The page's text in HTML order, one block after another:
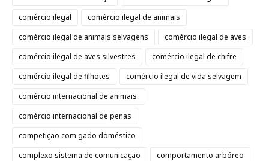
comércio ilegal
comércio ilegal de animais
comércio ilegal de animais selvagens
comércio ilegal de aves
comércio ilegal de aves silvestres
comércio ilegal de chifre
comércio ilegal de filhotes
comércio ilegal de vida selvagem
comércio internacional de animais.
comércio internacional de penas
competição com gado doméstico
complexo sistema de comunicação
comportamento arbóreo